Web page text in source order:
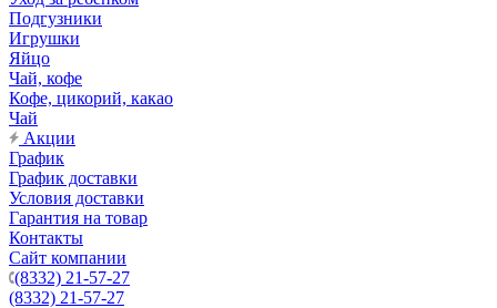
Подгузники
Игрушки
Яйцо
Чай, кофе
Кофе, цикорий, какао
Чай
Акции
График
График доставки
Условия доставки
Гарантия на товар
Контакты
Сайт компании
(8332) 21-57-27
(8332) 21-57-27